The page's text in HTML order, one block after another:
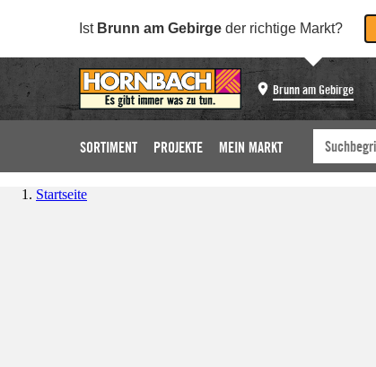
Ist Brunn am Gebirge der richtige Markt?
Brunn am Gebirge
SORTIMENT PROJEKTE MEIN MARKT
Startseite